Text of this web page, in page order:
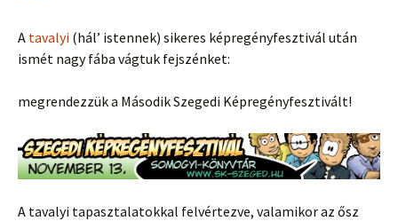
A tavalyi (hál’ istennek) sikeres képregényfesztivál után
ismét nagy fába vágtuk fejszénket:
megrendezzük a Második Szegedi Képregényfesztivált!
A tavalyi tapasztalatokkal felvértezve, valamikor az ősz